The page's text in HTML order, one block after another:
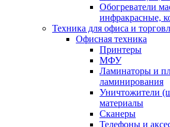
Обогреватели
инфракрасные,
Техника для офиса и
Офисная техника
Принтеры
МФУ
Ламинаторы и
ламинирования
Уничтожители
материалы
Сканеры
Телефоны и